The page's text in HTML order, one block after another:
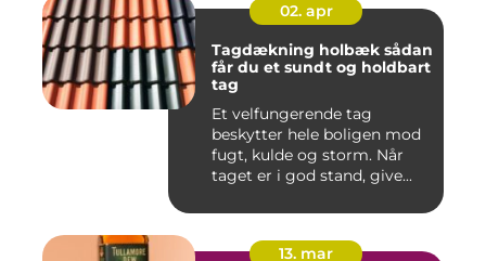
02. apr
Tagdækning holbæk sådan
får du et sundt og holdbart
tag
Et velfungerende tag
beskytter hele boligen mod
fugt, kulde og storm. Når
taget er i god stand, give...
13. mar